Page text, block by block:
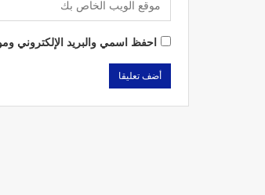
احفظ اسمي والبريد الإلكتروني